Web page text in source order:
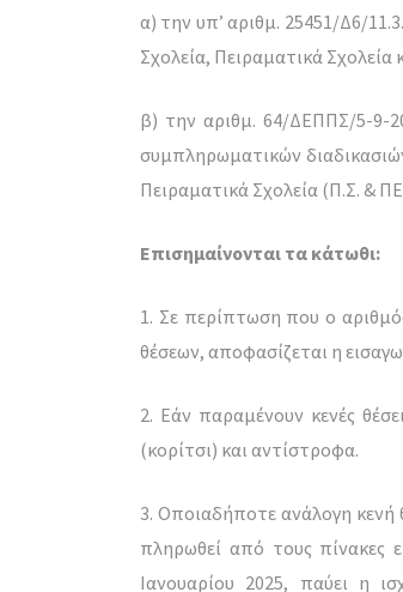
α) την υπ’ αριθμ. 25451/Δ6/
Σχολεία, Πειραματικά Σχολεία
β) την αριθμ. 64/ΔΕΠΠΣ/5-9-
συμπληρωματικών
Πειραματικά Σχολεία (Π.Σ. &
Επισημαίνονται τα κάτωθι:
1. Σε περίπτωση που ο
θέσεων, αποφασίζεται η
2. Εάν παραμένουν κενές
(κορίτσι) και αντίστροφα.
3. Οποιαδήποτε ανάλογη κενή
πληρωθεί από τους πίνακες
Ιανουαρίου 2025, παύει η